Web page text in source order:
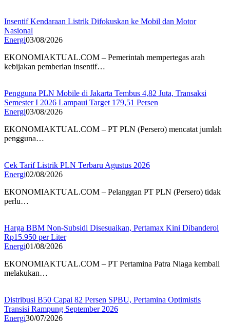
Insentif Kendaraan Listrik Difokuskan ke Mobil dan Motor
Nasional
Energi03/08/2026
EKONOMIAKTUAL.COM – Pemerintah mempertegas arah
kebijakan pemberian insentif…
Pengguna PLN Mobile di Jakarta Tembus 4,82 Juta, Transaksi
Semester I 2026 Lampaui Target 179,51 Persen
Energi03/08/2026
EKONOMIAKTUAL.COM – PT PLN (Persero) mencatat jumlah
pengguna…
Cek Tarif Listrik PLN Terbaru Agustus 2026
Energi02/08/2026
EKONOMIAKTUAL.COM – Pelanggan PT PLN (Persero) tidak
perlu…
Harga BBM Non-Subsidi Disesuaikan, Pertamax Kini Dibanderol
Rp15.950 per Liter
Energi01/08/2026
EKONOMIAKTUAL.COM – PT Pertamina Patra Niaga kembali
melakukan…
Distribusi B50 Capai 82 Persen SPBU, Pertamina Optimistis
Transisi Rampung September 2026
Energi30/07/2026